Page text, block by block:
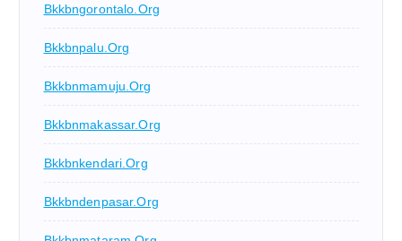
Bkkbngorontalo.org
Bkkbnpalu.org
Bkkbnmamuju.org
Bkkbnmakassar.org
Bkkbnkendari.org
Bkkbndenpasar.org